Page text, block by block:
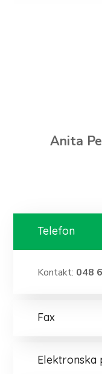
Anita
Telefon
Kontakt: 048
Fax
Elektronska